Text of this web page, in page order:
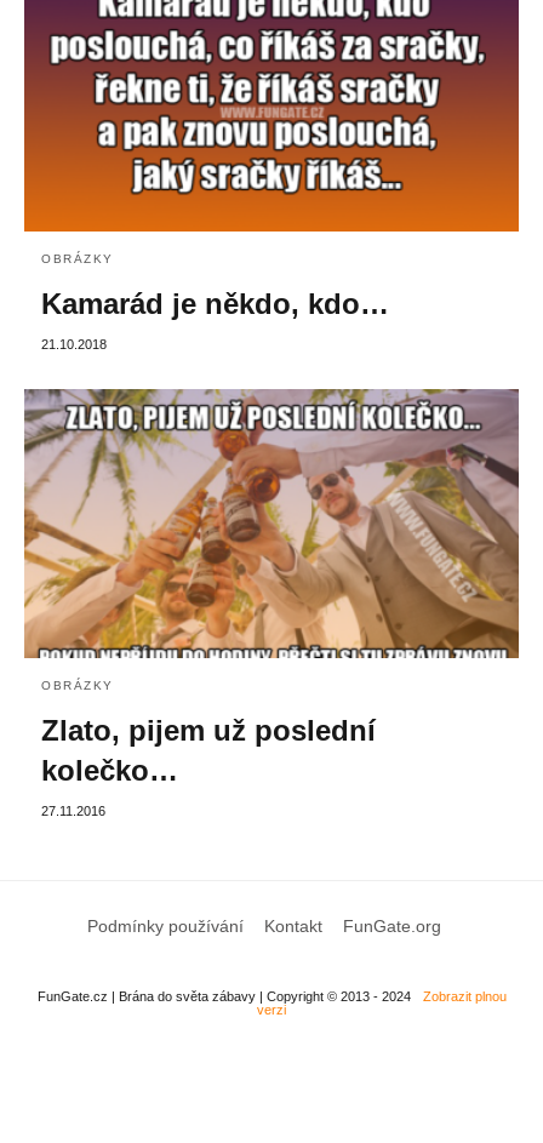
OBRÁZKY
Kamarád je někdo, kdo…
21.10.2018
OBRÁZKY
Zlato, pijem už poslední
kolečko…
27.11.2016
Podmínky používání Kontakt FunGate.org
FunGate.cz | Brána do světa zábavy | Copyright © 2013 - 2024
Zobrazit plnou
verzi